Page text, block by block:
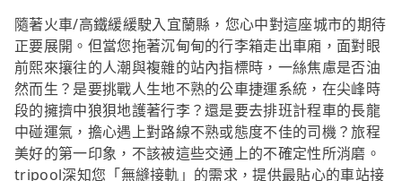
隨著火車/高鐵緩緩駛入宜蘭縣，您心中對這座城市的期待
正要展開。但當您拖著沉甸甸的行李箱走出車廂，面對眼
前熙來攘往的人潮與複雜的站內指標時，一絲焦慮是否油
然而生？是要挑戰人生地不熟的公車捷運系統，在尖峰時
段的擁擠中狼狽地護著行李？還是要去排班計程車的長龍
中碰運氣，擔心遇上對路線不熟或態度不佳的司機？旅程
美好的第一印象，不該被這些交通上的不確定性所消磨。
tripool深知您「無縫接軌」的需求，提供最貼心的車站接